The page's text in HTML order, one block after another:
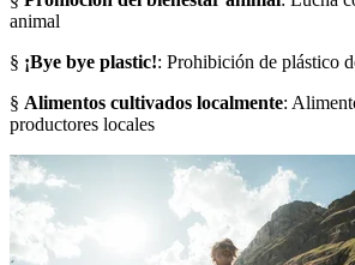
animal
§ ¡Bye bye plastic!: Prohibición de plástico
§ Alimentos cultivados localmente:
productores locales